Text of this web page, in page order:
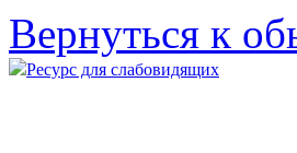
Вернуться к
Ресурс для слабовидящих